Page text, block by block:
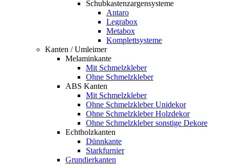
Schubkastenzargensysteme
Antaro
Legrabox
Metabox
Komplettsysteme
Kanten / Umleimer
Melaminkante
Mit Schmelzkleber
Ohne Schmelzkleber
ABS Kanten
Mit Schmelzkleber
Ohne Schmelzkleber Unidekor
Ohne Schmelzkleber Holzdekor
Ohne Schmelzkleber sonstige Dekore
Echtholzkanten
Dünnkante
Starkfurnier
Grundierkanten